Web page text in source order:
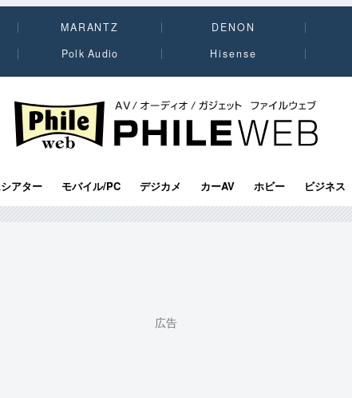
MARANTZ DENON
Polk Audio Hisense
PHILE WEB｜AV/オーディオ/ガジェット
アター モバイル/PC デジカメ カーAV ホビー ビジネス